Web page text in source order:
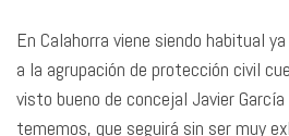
En Calahorra viene siendo habitual
a la agrupación de protección civil
visto bueno de concejal Javier
tememos, que seguirá sin ser muy